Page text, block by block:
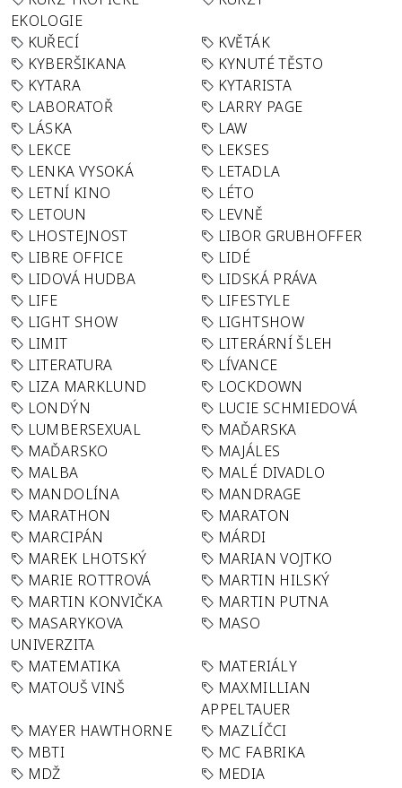
EKOLOGIE
KUŘECÍ
KVĚTÁK
KYBERŠIKANA
KYNUTÉ TĚSTO
KYTARA
KYTARISTA
LABORATOŘ
LARRY PAGE
LÁSKA
LAW
LEKCE
LEKSES
LENKA VYSOKÁ
LETADLA
LETNÍ KINO
LÉTO
LETOUN
LEVNĚ
LHOSTEJNOST
LIBOR GRUBHOFFER
LIBRE OFFICE
LIDÉ
LIDOVÁ HUDBA
LIDSKÁ PRÁVA
LIFE
LIFESTYLE
LIGHT SHOW
LIGHTSHOW
LIMIT
LITERÁRNÍ ŠLEH
LITERATURA
LÍVANCE
LIZA MARKLUND
LOCKDOWN
LONDÝN
LUCIE SCHMIEDOVÁ
LUMBERSEXUAL
MAĎARSKA
MAĎARSKO
MAJÁLES
MALBA
MALÉ DIVADLO
MANDOLÍNA
MANDRAGE
MARATHON
MARATON
MARCIPÁN
MÁRDI
MAREK LHOTSKÝ
MARIAN VOJTKO
MARIE ROTTROVÁ
MARTIN HILSKÝ
MARTIN KONVIČKA
MARTIN PUTNA
MASARYKOVA
UNIVERZITA
MASO
MATEMATIKA
MATERIÁLY
MATOUŠ VINŠ
MAXMILLIAN
APPELTAUER
MAYER HAWTHORNE
MAZLÍČCI
MBTI
MC FABRIKA
MDŽ
MEDIA